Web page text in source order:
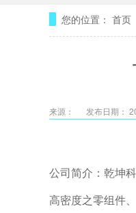
您的位置： 首页
来源： 发布日期：
公司简介：乾坤
高密度之零组件